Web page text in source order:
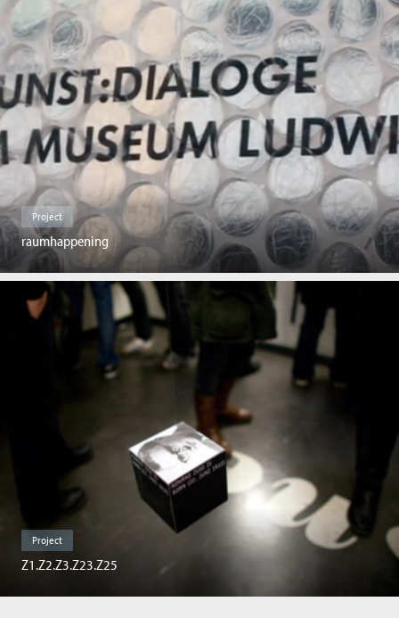
Project
raumhappening
Project
Z1.Z2.Z3.Z23.Z25